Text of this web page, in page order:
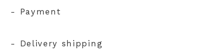
- Payment
- Delivery shipping